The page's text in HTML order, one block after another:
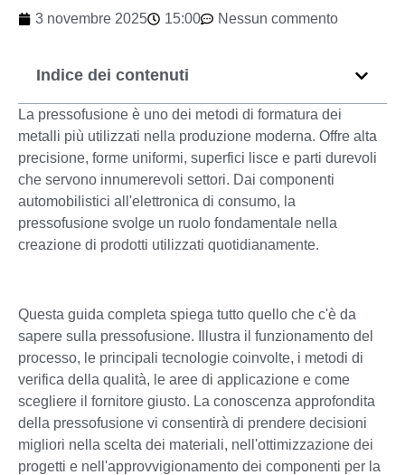
3 novembre 2025 15:00 Nessun commento
Indice dei contenuti
La pressofusione è uno dei metodi di formatura dei
metalli più utilizzati nella produzione moderna. Offre alta
precisione, forme uniformi, superfici lisce e parti durevoli
che servono innumerevoli settori. Dai componenti
automobilistici all'elettronica di consumo, la
pressofusione svolge un ruolo fondamentale nella
creazione di prodotti utilizzati quotidianamente.
Questa guida completa spiega tutto quello che c'è da
sapere sulla pressofusione. Illustra il funzionamento del
processo, le principali tecnologie coinvolte, i metodi di
verifica della qualità, le aree di applicazione e come
scegliere il fornitore giusto. La conoscenza approfondita
della pressofusione vi consentirà di prendere decisioni
migliori nella scelta dei materiali, nell'ottimizzazione dei
progetti e nell'approvvigionamento dei componenti per la